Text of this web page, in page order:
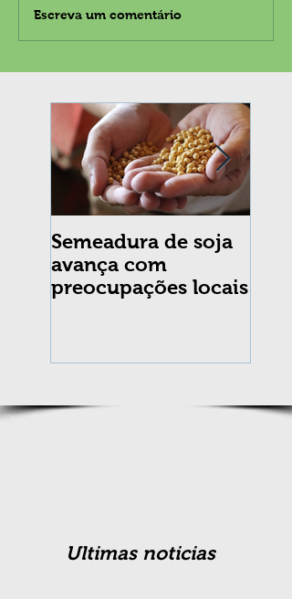
Semeadura de soja
avança com
preocupações locais
Escreva um comentário
Ultimas noticias